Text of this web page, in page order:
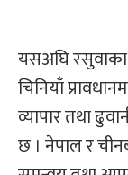
यसअघि रसुवाका
चिनियाँ
व्यापार तथा
छ । नेपाल र